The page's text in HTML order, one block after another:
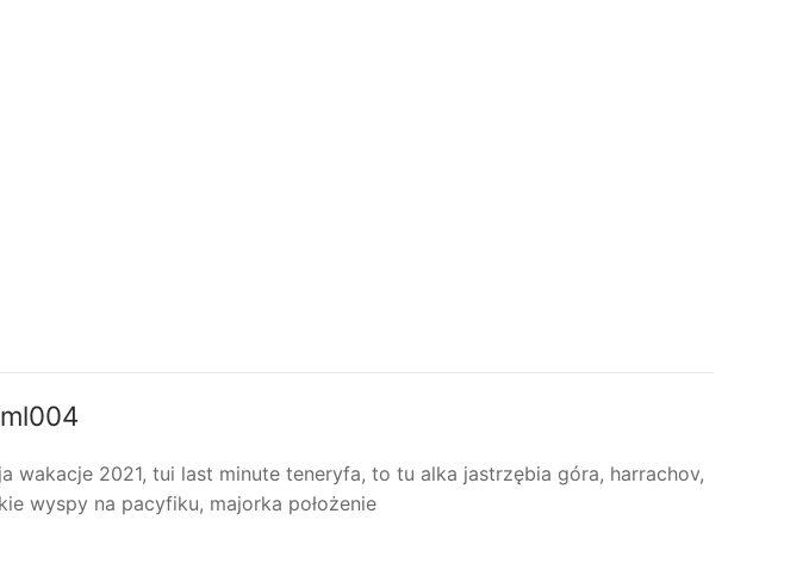
2021, tui last minute teneryfa, to tu alka jastrzębia góra, harrachov,
wyspy na pacyfiku, majorka położenie